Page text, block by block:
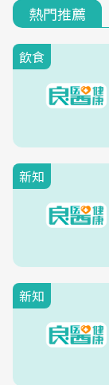
熱門推薦
飲食
新知
新知